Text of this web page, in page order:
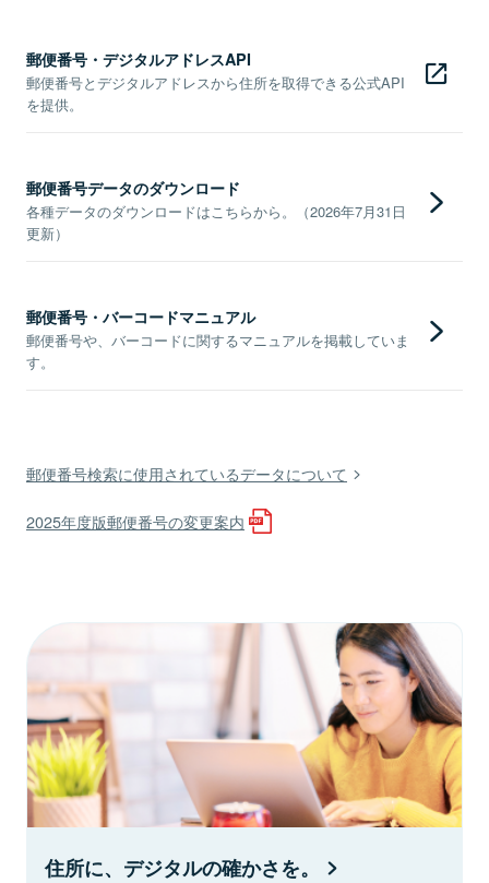
郵便番号・デジタルアドレスAPI
郵便番号とデジタルアドレスから住所を取得できる公式API
を提供。
郵便番号データのダウンロード
各種データのダウンロードはこちらから。（2026年7月31日
更新）
郵便番号・バーコードマニュアル
郵便番号や、バーコードに関するマニュアルを掲載していま
す。
郵便番号検索に使用されているデータについて
2025年度版郵便番号の変更案内
住所に、デジタルの確かさを。